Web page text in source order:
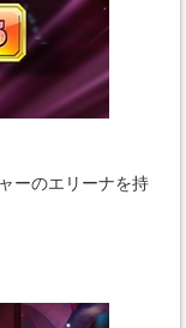
ーのエリーナを持